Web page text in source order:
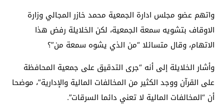
واتهم عضو مجلس ادارة الجمعية محمد خازر المجالي وزارة
الاوقاف بتشويه سمعة الجمعية، لكن الخلايلة رفض هذا
الاتهام، وقال متسائلا “من الذي يشوه سمعة من”؟
وأشار الخلايلة إلى أنه “جرى التدقيق على جمعية المحافظة
على القرآن ووجد الكثير من المخالفات المالية والإدارية”، موضحا
أن “المخالفات المالية لا تعني دائما السرقات”.